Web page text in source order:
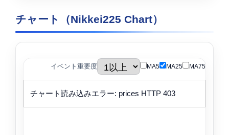
チャート（Nikkei225 Chart）
イベント重要度 MA5 MA25 MA75
チャート読み込みエラー: prices HTTP 403